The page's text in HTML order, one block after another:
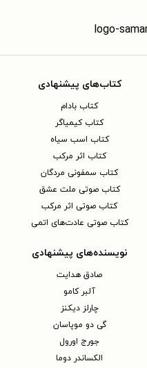
کتاب‌های پیشنهادی
کتاب بادام
کتاب کیمیاگر
کتاب اسب سیاه
کتاب اثر مرکب
کتاب سمفونی مردگان
کتاب صوتی ملت عشق
کتاب صوتی اثر مرکب
کتاب صوتی عادت‌های اتمی
نویسنده‌های پیشنهادی
صادق هدایت
آلبر کامو
چارلز دیکنز
گی دو موپاسان
جورج اورول
الکساندر دوما